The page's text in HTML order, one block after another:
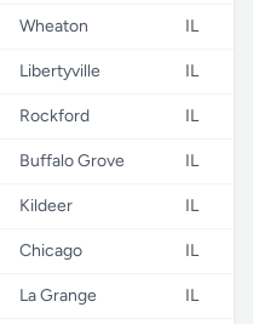
Wheaton IL
Libertyville IL
Rockford IL
Buffalo Grove IL
Kildeer IL
Chicago IL
La Grange IL